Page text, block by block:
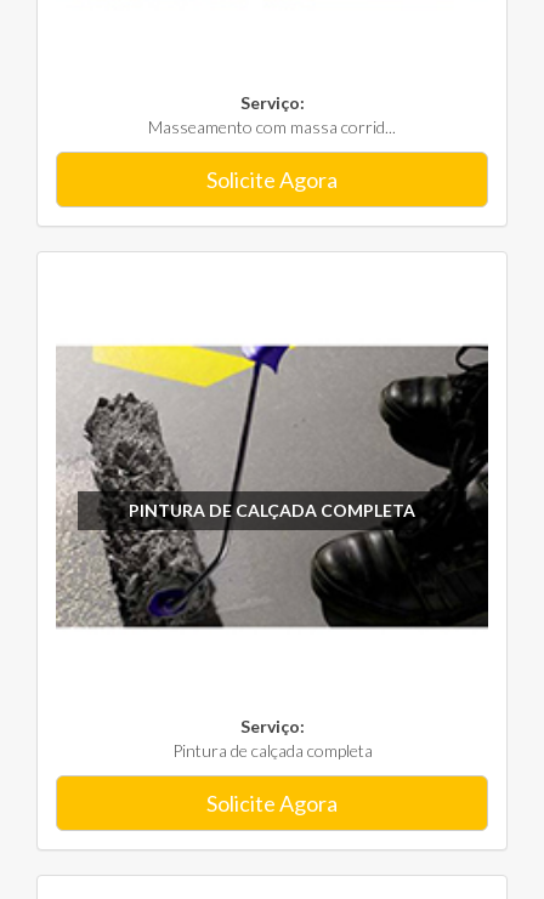
Serviço:
Masseamento com massa corrid...
Solicite Agora
PINTURA DE CALÇADA COMPLETA
Serviço:
Pintura de calçada completa
Solicite Agora